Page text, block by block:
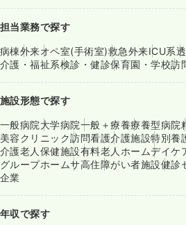
担当業務で探す
病棟外来オペ室(手術室)救急外来ICU系
介護・福祉系検診・健診保育園・学校訪
施設形態で探す
一般病院大学病院一般＋療養療養型病院
美容クリニック訪問看護介護施設特別養
介護老人保健施設有料老人ホームデイケ
グループホームサ高住障がい者施設健診
企業
年収で探す